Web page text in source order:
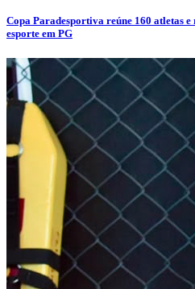
Copa Paradesportiva reúne 160 atletas
esporte em PG